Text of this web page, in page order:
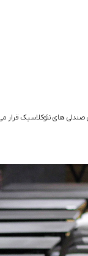
های نئوکلاسیک قرار